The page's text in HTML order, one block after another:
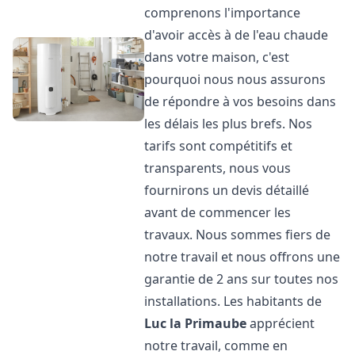
comprenons l'importance
d'avoir accès à de l'eau chaude
dans votre maison, c'est
pourquoi nous nous assurons
de répondre à vos besoins dans
les délais les plus brefs. Nos
tarifs sont compétitifs et
transparents, nous vous
fournirons un devis détaillé
avant de commencer les
travaux. Nous sommes fiers de
notre travail et nous offrons une
garantie de 2 ans sur toutes nos
installations. Les habitants de
Luc la Primaubeapprécient
notre travail, comme en